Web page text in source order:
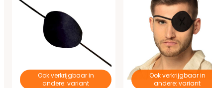
Ook verkrijgbaar in
andere: variant
Ook verkrijgbaar in
andere: variant